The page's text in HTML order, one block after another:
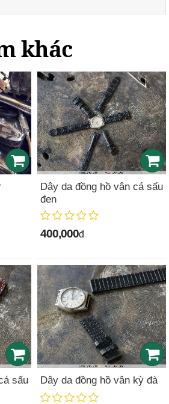
khác
Dây da đồng hồ vân cá sấu
đen
400,000đ
sấu
Dây da đồng hồ vân kỳ đà